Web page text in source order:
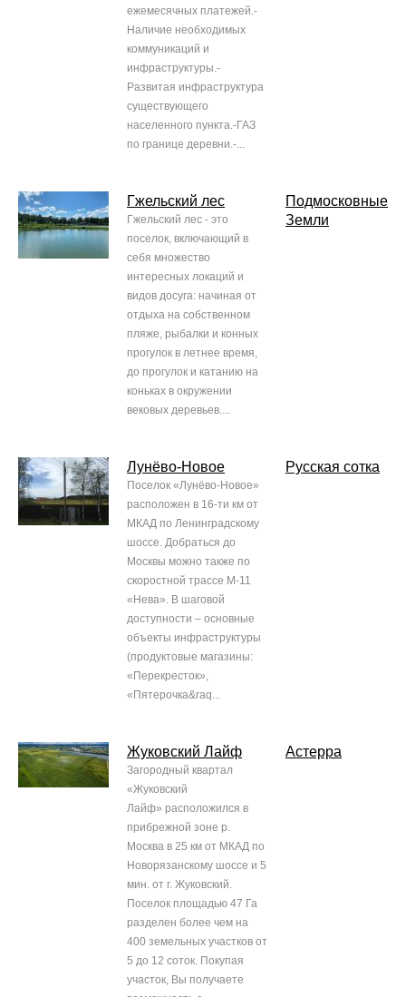
ежемесячных платежей.-
Наличие необходимых
коммуникаций и
инфраструктуры.-
Развитая инфраструктура
существующего
населенного пункта.-ГАЗ
по границе деревни.-...
Гжельский лес
Гжельский лес - это
поселок, включающий в
себя множество
интересных локаций и
видов досуга: начиная от
отдыха на собственном
пляже, рыбалки и конных
прогулок в летнее время,
до прогулок и катанию на
коньках в окружении
вековых деревьев....
Подмосковные
Земли
Лунёво-Новое
Поселок «Лунёво-Новое»
расположен в 16-ти км от
МКАД по Ленинградскому
шоссе. Добраться до
Москвы можно также по
скоростной трассе М-11
«Нева». В шаговой
доступности – основные
объекты инфраструктуры
(продуктовые магазины:
«Перекресток»,
«Пятерочка&raq...
Русская сотка
Жуковский Лайф
Загородный квартал
«Жуковский
Лайф» расположился в
прибрежной зоне р.
Москва в 25 км от МКАД по
Новорязанскому шоссе и 5
мин. от г. Жуковский.
Поселок площадью 47 Га
разделен более чем на
400 земельных участков от
5 до 12 соток. Покупая
участок, Вы получаете
Астерра